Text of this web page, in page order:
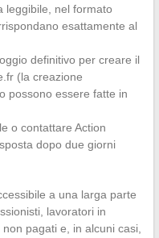
leggibile, nel formato
esattamente al
definitivo per creare il
(la creazione
possono essere fatte in
o contattare Action
dopo due giorni
a una larga parte
lavoratori in
pagati e, in alcuni casi,